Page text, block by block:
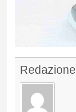
Redazione